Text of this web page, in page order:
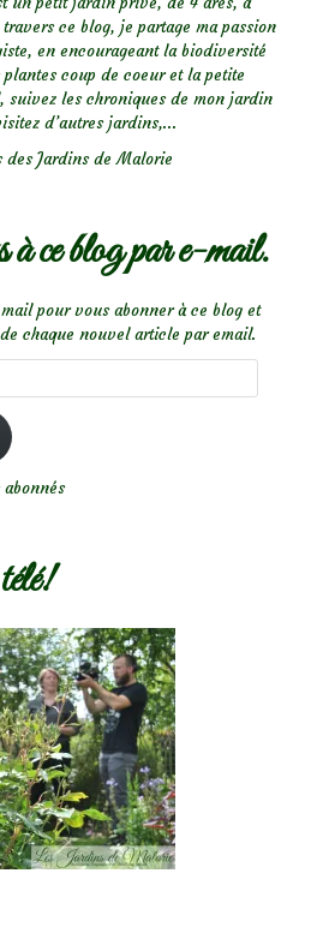
ce blog, je partage ma passion
en encourageant la biodiversité
coup de coeur et la petite
suivez les chroniques de mon jardin
d’autres jardins,...
des Jardins de Malorie
ce blog par e-mail.
pour vous abonner à ce blog et
chaque nouvel article par email.
abonnés